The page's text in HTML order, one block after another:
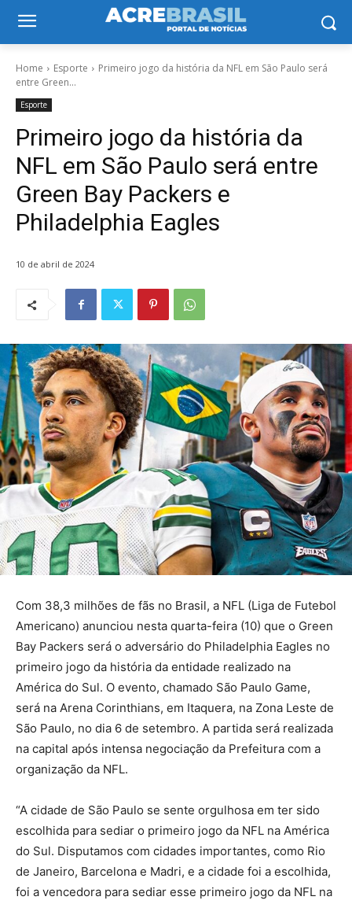
Home Esporte
Primeiro jogo da história da NFL em São Paulo será
entre Green...
Esporte
Primeiro jogo da história da
NFL em São Paulo será entre
Green Bay Packers e
Philadelphia Eagles
10 de abril de 2024
Com 38,3 milhões de fãs no Brasil, a NFL (Liga de Futebol
Americano) anunciou nesta quarta-feira (10) que o Green
Bay Packers será o adversário do Philadelphia Eagles no
primeiro jogo da história da entidade realizado na
América do Sul. O evento, chamado São Paulo Game,
será na Arena Corinthians, em Itaquera, na Zona Leste de
São Paulo, no dia 6 de setembro. A partida será realizada
na capital após intensa negociação da Prefeitura com a
organização da NFL.
“A cidade de São Paulo se sente orgulhosa em ter sido
escolhida para sediar o primeiro jogo da NFL na América
do Sul. Disputamos com cidades importantes, como Rio
de Janeiro, Barcelona e Madri, e a cidade foi a escolhida,
foi a vencedora para sediar esse primeiro jogo da NFL na